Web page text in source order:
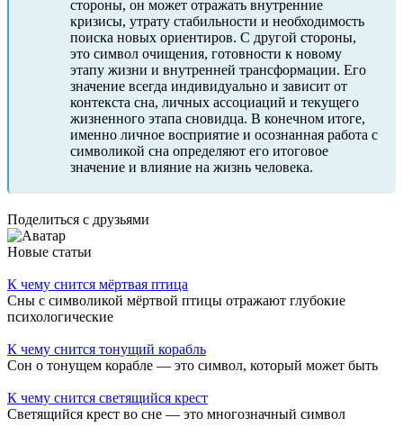
стороны, он может отражать внутренние
кризисы, утрату стабильности и необходимость
поиска новых ориентиров. С другой стороны,
это символ очищения, готовности к новому
этапу жизни и внутренней трансформации. Его
значение всегда индивидуально и зависит от
контекста сна, личных ассоциаций и текущего
жизненного этапа сновидца. В конечном итоге,
именно личное восприятие и осознанная работа с
символикой сна определяют его итоговое
значение и влияние на жизнь человека.
Поделиться с друзьями
Новые статьи
К чему снится мёртвая птица
Сны с символикой мёртвой птицы отражают глубокие
психологические
К чему снится тонущий корабль
Сон о тонущем корабле — это символ, который может быть
К чему снится светящийся крест
Светящийся крест во сне — это многозначный символ